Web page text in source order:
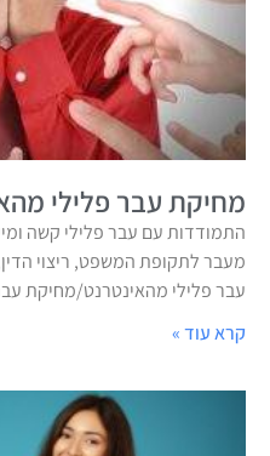
מחיקת עבר פלילי
התמודדות עם עבר פלילי קשה
מעבר לתקופת המשפט, ריצוי
עבר פלילי מהאינטרנט/מחיקת
קרא עוד »